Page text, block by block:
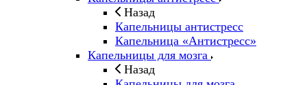
Назад
Капельницы антистресс
Капельница «Антистресс»
Капельницы для мозга
Назад